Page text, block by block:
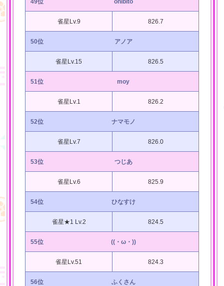
雀星Lv.9 826.7
50位 アノア
雀星Lv.15 826.5
51位 moy
雀星Lv.1 826.2
52位 ナマモノ
雀星Lv.7 826.0
53位 つじあ
雀星Lv.6 825.9
54位 ひなすけ
雀星★1 Lv.2 824.5
55位 ((・ω・))
雀星Lv.51 824.3
56位 ふくさん